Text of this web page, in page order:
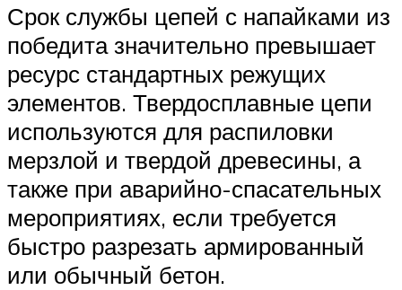
Срок службы цепей с напайками из
победита значительно превышает
ресурс стандартных режущих
элементов. Твердосплавные цепи
используются для распиловки
мерзлой и твердой древесины, а
также при аварийно-спасательных
мероприятиях, если требуется
быстро разрезать армированный
или обычный бетон.